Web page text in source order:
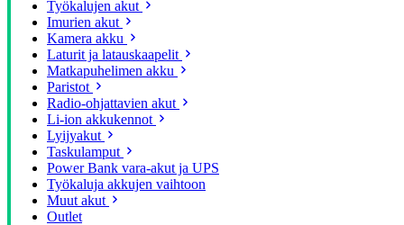
Työkalujen akut
Imurien akut
Kamera akku
Laturit ja latauskaapelit
Matkapuhelimen akku
Paristot
Radio-ohjattavien akut
Li-ion akkukennot
Lyijyakut
Taskulamput
Power Bank vara-akut ja UPS
Työkaluja akkujen vaihtoon
Muut akut
Outlet